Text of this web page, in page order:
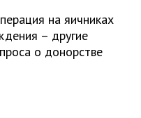
на яичниках
– другие
о донорстве